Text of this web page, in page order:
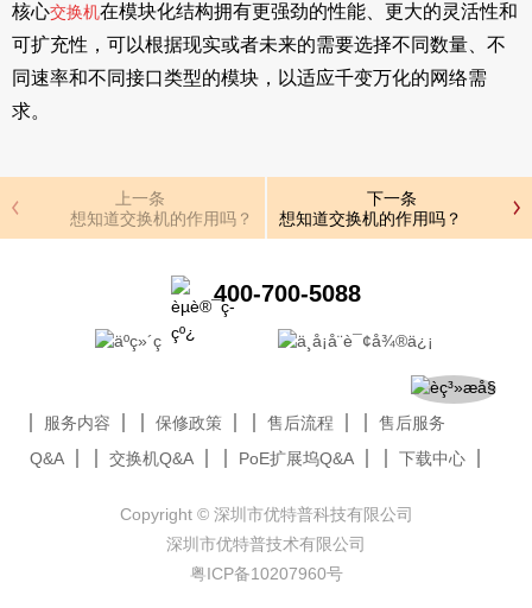
核心交换机在模块化结构拥有更强劲的性能、更大的灵活性和
可扩充性，可以根据现实或者未来的需要选择不同数量、不
同速率和不同接口类型的模块，以适应千变万化的网络需
求。
上一条
想知道交换机的作用吗？
下一条
想知道交换机的作用吗？
400-700-5088
服务内容 保修政策 售后流程
售后服务
Q&A
交换机Q&A PoE扩展坞Q&A 下载中心
Copyright © 深圳市优特普科技有限公司
深圳市优特普技术有限公司
粤ICP备10207960号